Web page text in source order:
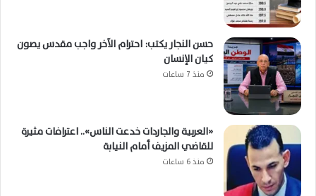
حسن النجار يكتب: احترام الآخر واجب مقدس يصون
كيان الإنسان
منذ 7 ساعات
«العربية والجاردات خدعت الناس».. اعترافات مثيرة
للقاضي المزيف أمام النيابة
منذ 6 ساعات